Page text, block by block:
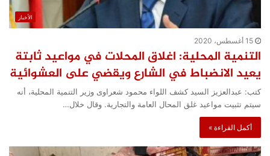
الأخبار
15 أغسطس، 2020
التنمية المحلية: اغلاق المحلات في مواعيد ثابتة
يعيد الانضباط في الشارع ويقضي على العشوائية
كتب: عبدالعزيز السيد كشف اللواء محمود شعراوى وزير التنمية المحلية، أنه
سيتم تثبيت مواعيد غلق المحال العامة والتجارية. وقال خلال…
أكمل القراءة »